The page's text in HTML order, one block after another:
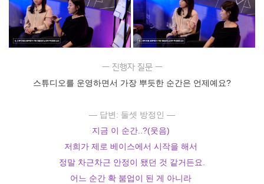
― 진행자 질문 ―
스튜디오를 운영하면서 가장 뿌듯한 순간은 언제예요?
― 답변: 둘셋 방정인 ―
지금 이 순간..?(웃음)
저희가 제로 베이스에서 시작을 해서
정말 차근차근 안정이 됐던 것 같거든요.
어느 순간 확 붐업이 된 게 아니라